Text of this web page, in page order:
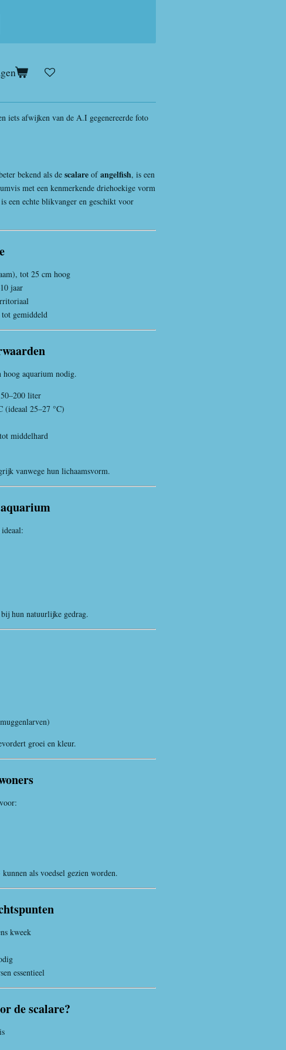
iets afwijken van de A.I gegenereerde foto
bekend als de scalare ofangelfish, is een
met een kenmerkende driehoekige vorm
een echte blikvanger en geschikt voor
tot 25 cm hoog
jaar
gemiddeld
hoog aquarium nodig.
liter
(ideaal 25–27 °C)
middelhard
vanwege hun lichaamsvorm.
hun natuurlijke gedrag.
groei en kleur.
als voedsel gezien worden.
kweek
essentieel
de scalare?